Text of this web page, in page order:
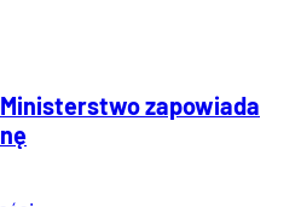
zapowiada